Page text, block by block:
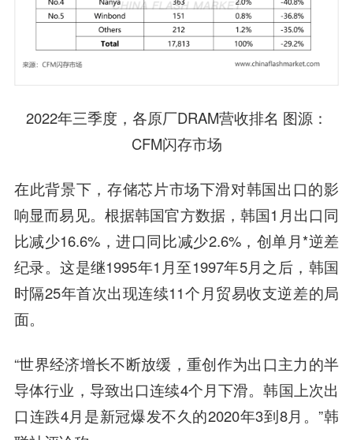
2022年三季度，各原厂DRAM营收排名 图源：
CFM闪存市场
在此背景下，存储芯片市场下滑对韩国出口的影
响显而易见。根据韩国官方数据，韩国1月出口同
比减少16.6%，进口同比减少2.6%，创单月*逆差
纪录。这是继1995年1月至1997年5月之后，韩国
时隔25年首次出现连续11个月贸易收支逆差的局
面。
“世界经济增长不断放缓，重创作为出口主力的半
导体行业，导致出口连续4个月下滑。韩国上次出
口连跌4月是新冠爆发不久的2020年3到8月。”韩